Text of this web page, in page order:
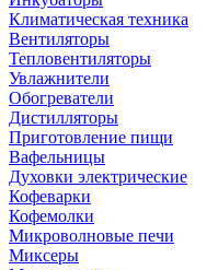
Климатическая техника
Вентиляторы
Тепловентиляторы
Увлажнители
Обогреватели
Дистилляторы
Приготовление пищи
Вафельницы
Духовки электрические
Кофеварки
Кофемолки
Микроволновые печи
Миксеры